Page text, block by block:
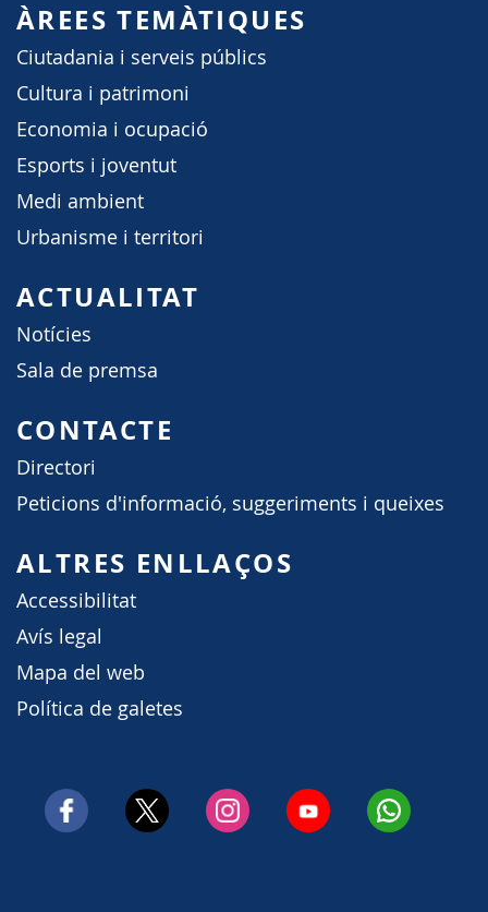
ÀREES TEMÀTIQUES
Ciutadania i serveis públics
Cultura i patrimoni
Economia i ocupació
Esports i joventut
Medi ambient
Urbanisme i territori
ACTUALITAT
Notícies
Sala de premsa
CONTACTE
Directori
Peticions d'informació, suggeriments i queixes
ALTRES ENLLAÇOS
Accessibilitat
Avís legal
Mapa del web
Política de galetes